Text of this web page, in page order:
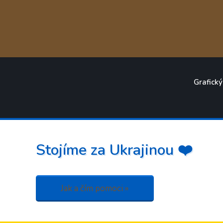
Stojíme za Ukrajinou ❤️
Jak a čím pomoci »